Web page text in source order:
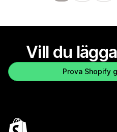
Vill du
Prova Shopify